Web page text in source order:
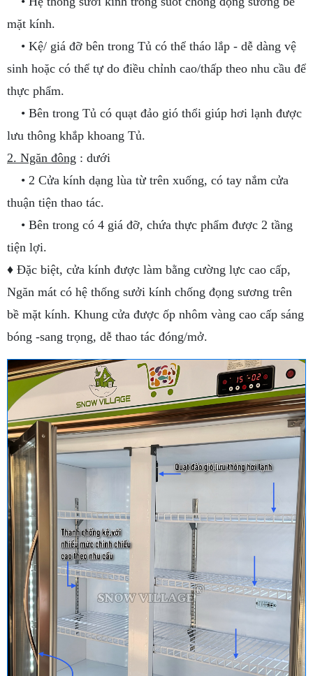
mặt kính.
• Kệ/ giá đỡ bên trong Tủ có thể tháo lắp - dễ dàng vệ
sinh hoặc có thể tự do điều chỉnh cao/thấp theo nhu cầu để
thực phẩm.
• Bên trong Tủ có quạt đảo gió thổi giúp hơi lạnh được
lưu thông khắp khoang Tủ.
2. Ngăn đông : dưới
• 2 Cửa kính dạng lùa từ trên xuống, có tay nắm cửa
thuận tiện thao tác.
• Bên trong có 4 giá đỡ, chứa thực phẩm được 2 tầng
tiện lợi.
♦ Đặc biệt, cửa kính được làm bằng cường lực cao cấp,
Ngăn mát có hệ thống sưởi kính chống đọng sương trên
bề mặt kính. Khung cửa được ốp nhôm vàng cao cấp sáng
bóng -sang trọng, dễ thao tác đóng/mở.